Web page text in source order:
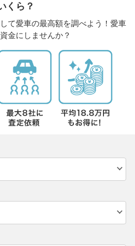
くら？
て愛車の最高額を調べよう！愛車
金にしませんか？